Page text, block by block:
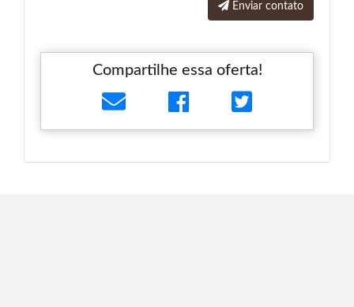
Enviar contato
Compartilhe essa oferta!